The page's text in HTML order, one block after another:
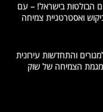
הבולטות בישראל! – עם
ואסטרטגיית צמיחה
והתחדשות עירונית
הצמיחה של שוק